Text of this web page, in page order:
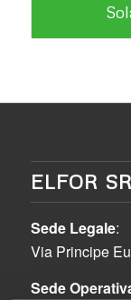
ELFOR
Sede Legale:
Via Principe
Sede